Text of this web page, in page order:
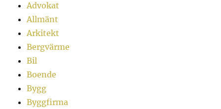
Advokat
Allmänt
Arkitekt
Bergvärme
Bil
Boende
Bygg
Byggfirma